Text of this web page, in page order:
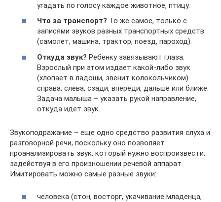
угадать по голосу каждое животное, птицу.
Что за транспорт? То же самое, только с
записями звуков разных транспортных средств
(самолет, машина, трактор, поезд, пароход).
Откуда звук? Ребенку завязывают глаза.
Взрослый при этом издает какой-либо звук
(хлопает в ладоши, звенит колокольчиком)
справа, слева, сзади, впереди, дальше или ближе.
Задача малыша – указать рукой направление,
откуда идет звук.
Звукоподражание – еще одно средство развития слуха и
разговорной речи, поскольку оно позволяет
проанализировать звук, который нужно воспроизвести,
задействуя в его произношении речевой аппарат.
Имитировать можно самые разные звуки:
человека (стон, восторг, укачивание младенца,